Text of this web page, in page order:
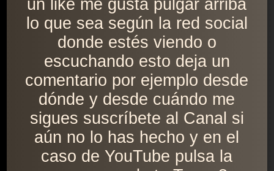
un like me gusta pulgar arriba
lo que sea según la red social
donde estés viendo o
escuchando esto deja un
comentario por ejemplo desde
dónde y desde cuándo me
sigues suscríbete al Canal si
aún no lo has hecho y en el
caso de YouTube pulsa la